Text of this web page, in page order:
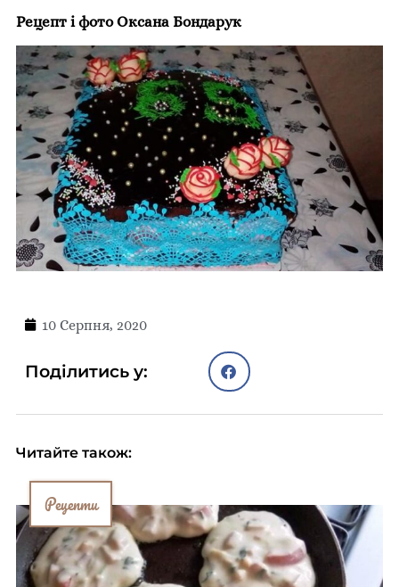
Рецепт і фото Оксана Бондарук
10 Серпня, 2020
Поділитись у:
Читайте також:
Рецепти